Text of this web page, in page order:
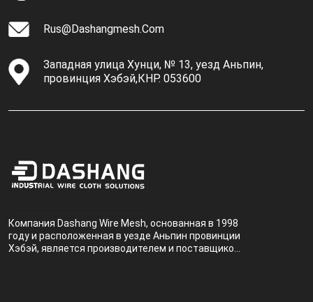
Rus@dashangmesh.com
Западная улица Хунци, № 13, уезд Аньпин,
провинция Хэбэй,КНР. 053600
Компания Dashang Wire Mesh, основанная в 1998
году и расположенная в уезде Аньпин провинции
Хэбэй, является производителем и поставщиком,